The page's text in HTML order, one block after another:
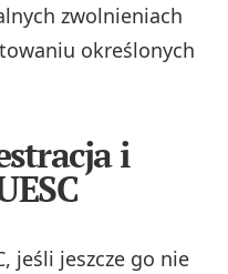
zwolnieniach
określonych
i
jeśli jeszcze go nie